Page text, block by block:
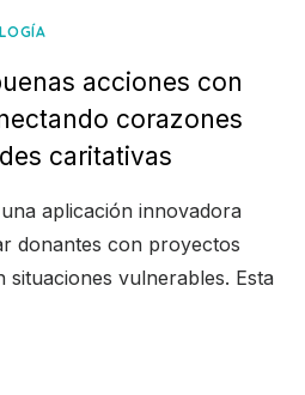
acciones con
corazones
caritativas
aplicación innovadora
donantes con proyectos
situaciones vulnerables. Esta